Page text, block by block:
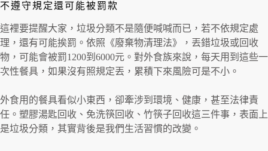
不遵守規定還可能被罰款
這裡要提醒大家，垃圾分類不是隨便喊喊而已，若不依規定處
理，還有可能挨罰。依照《廢棄物清理法》，丟錯垃圾或回收
物，可能會被罰1200到6000元。對外食族來說，每天用到這些一
次性餐具，如果沒有照規定丟，累積下來風險可是不小。
外食用的餐具看似小東西，卻牽涉到環境、健康，甚至法律責
任。塑膠湯匙回收、免洗筷回收、竹筷子回收這三件事，表面上
是垃圾分類，其實背後是我們生活習慣的改變。